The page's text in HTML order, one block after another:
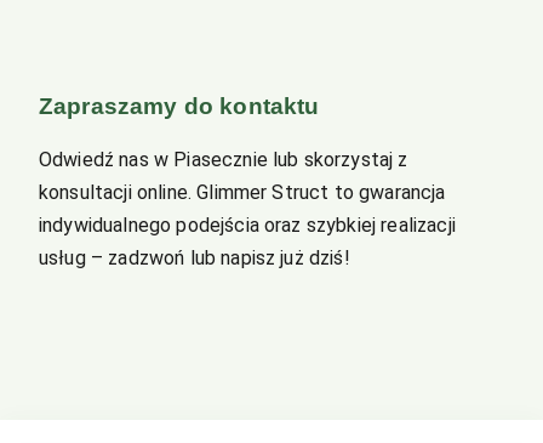
Zapraszamy do kontaktu
Odwiedź nas w Piasecznie lub skorzystaj z
konsultacji online. Glimmer Struct to gwarancja
indywidualnego podejścia oraz szybkiej realizacji
usług – zadzwoń lub napisz już dziś!